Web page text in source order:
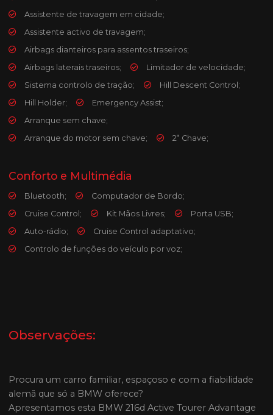
Assistente de travagem em cidade;
Assistente activo de travagem;
Airbags dianteiros para assentos traseiros;
Airbags laterais traseiros;
Limitador de velocidade;
Sistema controlo de tração;
Hill Descent Control;
Hill Holder;
Emergency Assist;
Arranque sem chave;
Arranque do motor sem chave;
2ª Chave;
Conforto e Multimédia
Bluetooth;
Computador de Bordo;
Cruise Control;
Kit Mãos Livres;
Porta USB;
Auto-rádio;
Cruise Control adaptativo;
Controlo de funções do veículo por voz;
Observações:
Procura um carro familiar, espaçoso e com a fiabilidade
alemã que só a BMW oferece?
Apresentamos esta BMW 216d Active Tourer Advantage